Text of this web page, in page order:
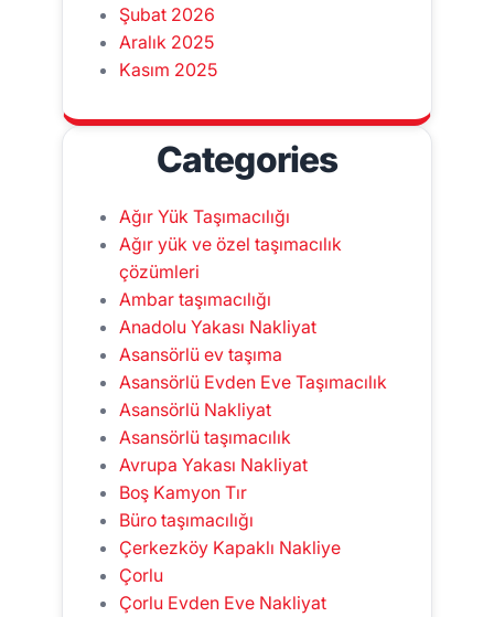
Şubat 2026
Aralık 2025
Kasım 2025
Categories
Ağır Yük Taşımacılığı
Ağır yük ve özel taşımacılık
çözümleri
Ambar taşımacılığı
Anadolu Yakası Nakliyat
Asansörlü ev taşıma
Asansörlü Evden Eve Taşımacılık
Asansörlü Nakliyat
Asansörlü taşımacılık
Avrupa Yakası Nakliyat
Boş Kamyon Tır
Büro taşımacılığı
Çerkezköy Kapaklı Nakliye
Çorlu
Çorlu Evden Eve Nakliyat